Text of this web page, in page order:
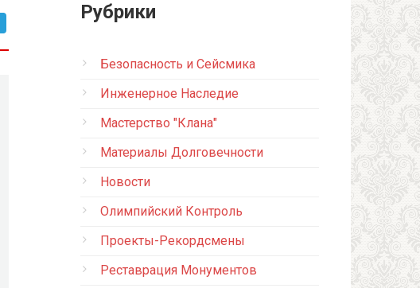
Рубрики
Безопасность и Сейсмика
Инженерное Наследие
Мастерство "Клана"
Материалы Долговечности
Новости
Олимпийский Контроль
Проекты-Рекордсмены
Реставрация Монументов